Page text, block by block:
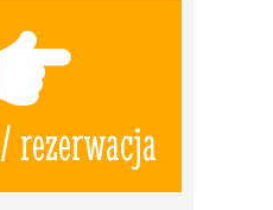
rezerwacja